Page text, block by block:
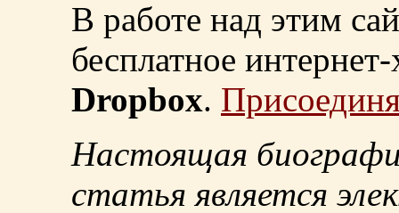
В работе над этим
бесплатное
Dropbox.
Настоящая
статья является